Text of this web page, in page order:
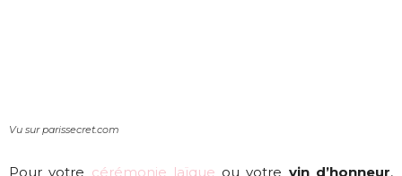
Vu sur parissecret.com
Pour votre cérémonie laïque ou votre vin d’honneur,